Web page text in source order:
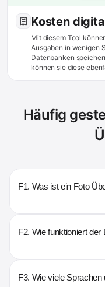
Kosten
Mit diesem Tool
Ausgaben in wenigen
Datenbanken
können sie diese
Häufig
F1. Was ist ein Foto
F2. Wie funktioniert der
F3. Wie viele